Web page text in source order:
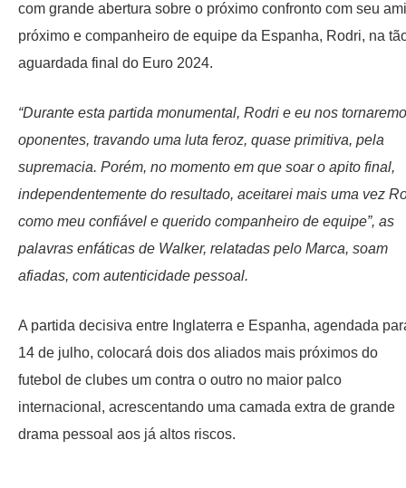
com grande abertura sobre o próximo confronto com seu
próximo e companheiro de equipe da Espanha, Rodri, na
aguardada final do Euro 2024.
“Durante esta partida monumental, Rodri e eu nos
oponentes, travando uma luta feroz, quase primitiva, pela
supremacia. Porém, no momento em que soar o apito final,
independentemente do resultado, aceitarei mais uma vez
como meu confiável e querido companheiro de equipe”, as
palavras enfáticas de Walker, relatadas pelo Marca, soam
afiadas, com autenticidade pessoal.
A partida decisiva entre Inglaterra e Espanha, agendada
14 de julho, colocará dois dos aliados mais próximos do
futebol de clubes um contra o outro no maior palco
internacional, acrescentando uma camada extra de grande
drama pessoal aos já altos riscos.